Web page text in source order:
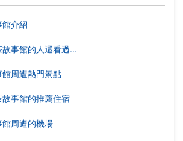
介紹
事館的人還看過...
周遭熱門景點
事館的推薦住宿
周遭的機場